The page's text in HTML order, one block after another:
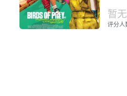
·布廖
莫利
暂
评分人